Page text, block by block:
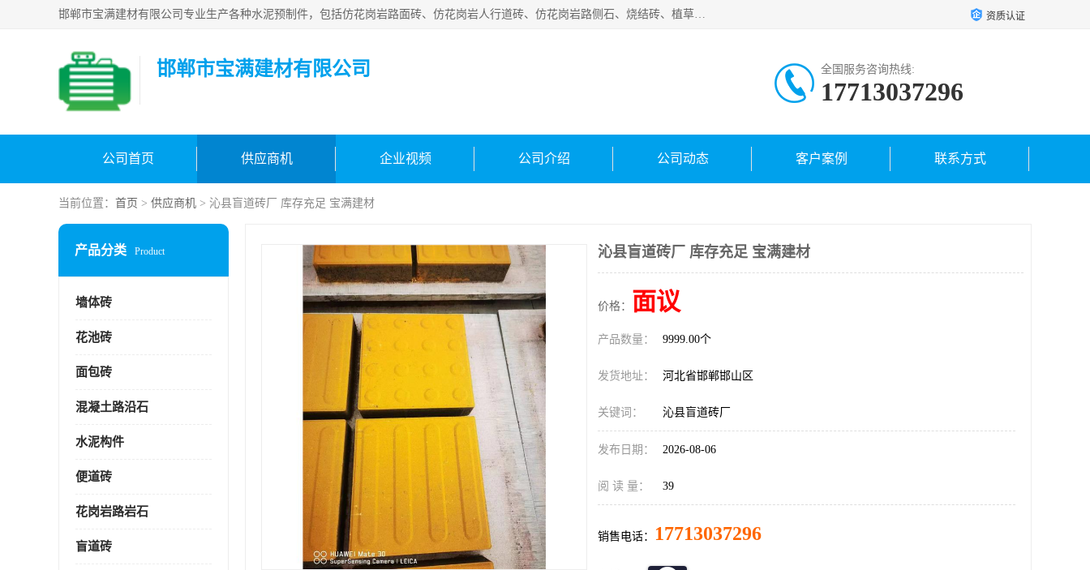
邯郸市宝满建材有限公司专业生产各种水泥预制件，包括仿花岗岩路面砖、仿花岗岩人行道砖、仿花岗岩路侧石、烧结砖、植草砖、码头砖连锁块、仿花岗岩路侧石、沙井盖、水泥盖板等各种水泥制品 资质认证
邯郸市宝满建材有限公司 全国服务咨询热线:
17713037296
公司首页 供应商机 企业视频 公司介绍 公司动态 客户案例 联系方式
当前位置： 首页 > 供应商机 > 沁县盲道砖厂 库存充足 宝满建材
产品分类 Product
墙体砖
花池砖
面包砖
混凝土路沿石
水泥构件
便道砖
花岗岩路岩石
盲道砖
沁县盲道砖厂 库存充足 宝满建材
价格： 面议
产品数量： 9999.00个
发货地址： 河北省邯郸邯山区
关键词： 沁县盲道砖厂
发布日期： 2026-08-06
阅 读 量： 39
销售电话： 17713037296